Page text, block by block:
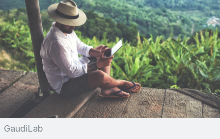
GaudiLab